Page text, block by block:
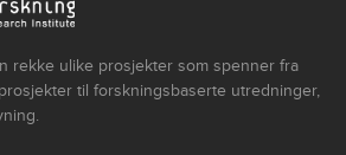
rekke ulike prosjekter som spenner fra
til forskningsbaserte utredninger,